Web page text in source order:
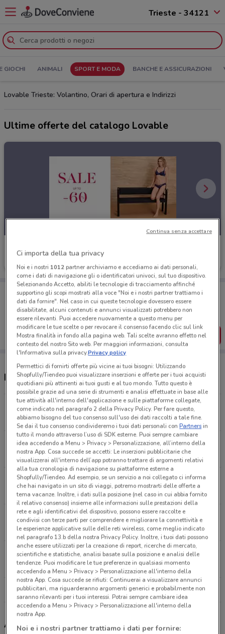
Trieste - 34121
GIOCHI ANIMALI SPORT E MODA BANCHE E ASSICURAZIONI
Lovable Trieste: Volantino, Orari di apertura e Indirizzi
Ultime offerte del catalogo Lovable
Porta DoveConviene sempre con te!
Puoi trovare le migliori offerte dei negozi vicino a te,
salvarle e creare la tua lista del risparmio, comodamente
dal tuo cellulare.
SCARICA L’APP
Negozi Lovable a Trieste
Via Roma, 10 Trieste
299 m
Corso Italia, 16 Trieste
309 m
Piazza Goldoni, 11 Trieste
525 m
Largo Barriera Vecchia, 12 Trieste
704 m
Via Coroneo, 3 Trieste
742 m
Tutti i negozi Lovable
Altri volantini nelle vicinanze
Ci importa della tua privacy
Noi e i nostri 1012partner archiviamo e accediamo ai dati personali,
come i dati di navigazione gli o identificatori univoci, sul tuo dispositivo.
Selezionando Accetto, abiliti le tecnologie di tracciamento affinché
supportino gli scopi mostrati alla voce "Noi e i nostri partner trattiamo i
dati da fornire". Nel caso in cui queste tecnologie dovessero essere
disabilitate, alcuni contenuti e annunci visualizzati potrebbero non
essere rilevanti. Puoi accedere nuovamente a questo menu per
modificare le tue scelte o per revocare il consenso facendo clic sul link
Mostra finalità in fondo alla pagina web. Tali scelte avranno effetto nel
contesto del nostro Sito web. Per maggiori informazioni, consulta
l'Informativa sulla privacy.Privacy policy
Permettici di fornirti offerte più vicine ai tuoi bisogni: Utilizzando
Shopfully/Tiendeo puoi visualizzare inserzioni e offerte per i tuoi acquisti
quotidiani più attinenti ai tuoi gusti e al tuo mondo. Tutto questo è
possibile grazie ad una serie di strumenti e analisi effettuate in base alle
tue attività all'interno dell'applicazione e sulle piattaforme collegate,
come indicato nel paragrafo 2 della Privacy Policy. Per fare questo,
abbiamo bisogno del tuo consenso sull'uso dei dati raccolti a tale fine.
Se dai il tuo consenso condivideremo i tuoi dati personali conPartnersin
tutto il mondo attraverso l’uso di SDK esterne. Puoi sempre cambiare
idea accedendo a Menu > Privacy > Personalizzazione, all’interno della
nostra App. Cosa succede se accetti: Le inserzioni pubblicitarie che
visualizzerai all'interno dell’app potranno trattare di argomenti relativi
alla tua cronologia di navigazione su piattaforme esterne a
Shopfully/Tiendeo. Ad esempio, se un servizio a noi collegato ci informa
che hai navigato in un sito di viaggi, potremo mostrarti delle offerte a
tema vacanze. Inoltre, i dati sulla posizione (nel caso in cui abbia fornito
il relativo consenso) insieme alle informazioni sulle prestazioni della
rete e agli identificativi del dispositivo, possono essere raccolte e
condivisi con terze parti per comprendere e migliorare la connettività e
le esperienze applicative sulle delle reti wireless, come meglio indicato
nel paragrafo 13.b della nostra Privacy Policy. Inoltre, i tuoi dati possono
anche essere utilizzati per la creazione di report, ricerche di mercato,
scientifiche e statistiche, analisi basate sulla posizione e analisi delle
tendenze. Puoi modificare le tue preferenze in qualsiasi momento
accedendo a Menu > Privacy > Personalizzazione all'interno della
nostra App. Cosa succede se rifiuti: Continuerai a visualizzare annunci
pubblicitari, ma riguarderanno argomenti generici e probabilmente non
saranno rilevanti per i tuoi interessi. Potrai sempre cambiare idea
accedendo a Menu > Privacy > Personalizzazione all'interno della
nostra App.
Noi e i nostri partner trattiamo i dati per fornire:
Continua senza accettare